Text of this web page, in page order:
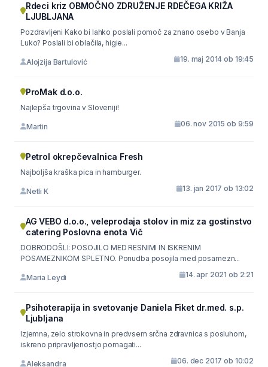
Rdeci kriz OBMOČNO ZDRUŽENJE RDEČEGA KRIŽA
LJUBLJANA
Pozdravljeni Kako bi lahko poslali pomoč za znano osebo v Banja
Luko? Poslali bi oblačila, higie...
Alojzija Bartulović 19. maj 2014 ob 19:45
ProMak d.o.o.
Najlepša trgovina v Sloveniji!
Martin 06. nov 2015 ob 9:59
Petrol okrepčevalnica Fresh
Najboljša kraška pica in hamburger.
Netli K 13. jan 2017 ob 13:02
AG VEBO d.o.o., veleprodaja stolov in miz za gostinstvo
catering Poslovna enota Vič
DOBRODOŠLI: POSOJILO MED RESNIMI IN ISKRENIM
POSAMEZNIKOM SPLETNO. Ponudba posojila med posamezn...
Maria Leydi 14. apr 2021 ob 2:21
Psihoterapija in svetovanje Daniela Fiket dr.med. s.p.
Ljubljana
Izjemna, zelo strokovna in predvsem srčna zdravnica s posluhom,
iskreno pripravljenostjo pomagati...
Aleksandra 06. dec 2017 ob 10:02